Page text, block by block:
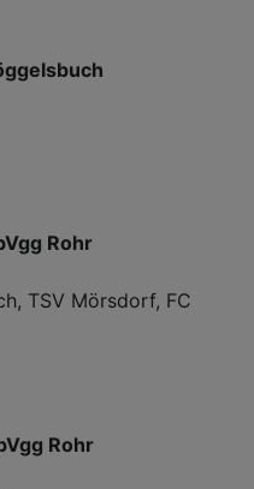
Rohr
TSV Mörsdorf, FC
Rohr